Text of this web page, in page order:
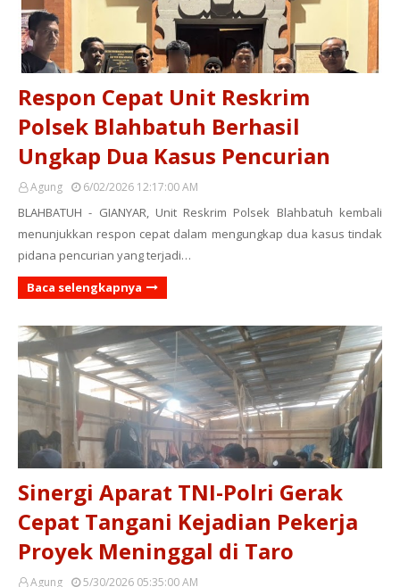
Respon Cepat Unit Reskrim
Polsek Blahbatuh Berhasil
Ungkap Dua Kasus Pencurian
Agung 6/02/2026 12:17:00 AM
BLAHBATUH - GIANYAR, Unit Reskrim Polsek Blahbatuh kembali
menunjukkan respon cepat dalam mengungkap dua kasus tindak
pidana pencurian yang terjadi…
Baca selengkapnya
Sinergi Aparat TNI-Polri Gerak
Cepat Tangani Kejadian Pekerja
Proyek Meninggal di Taro
Agung 5/30/2026 05:35:00 AM